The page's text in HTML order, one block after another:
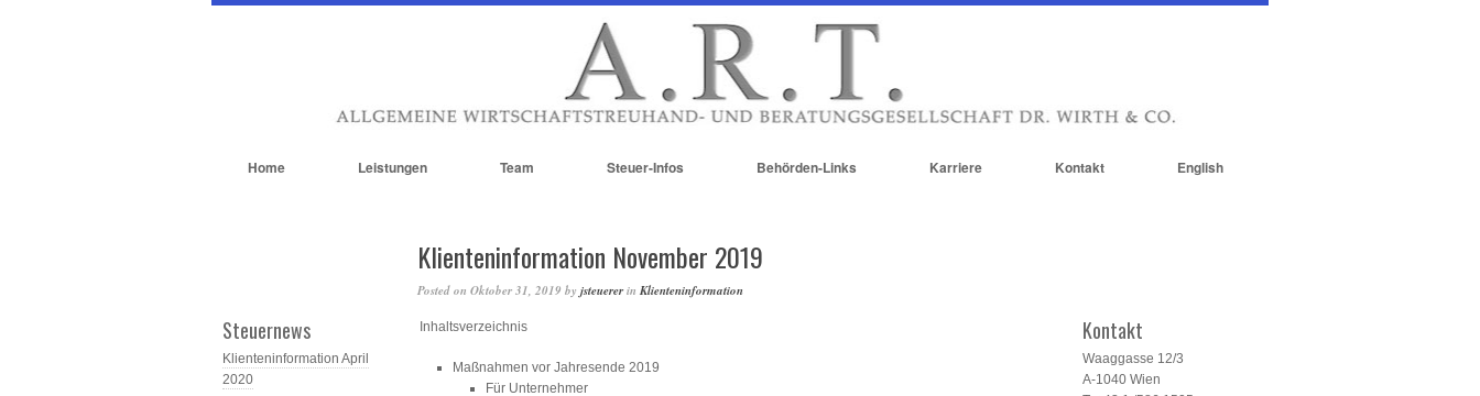
Home Leistungen Team Steuer-Infos Behörden-Links Karriere Kontakt English
Klienteninformation November 2019
Posted on Oktober 31, 2019 by jsteuererin Klienteninformation
Steuernews
Klienteninformation April
2020
Inhaltsverzeichnis
Maßnahmen vor Jahresende 2019
Für Unternehmer
Kontakt
Waaggasse 12/3
A-1040 Wien